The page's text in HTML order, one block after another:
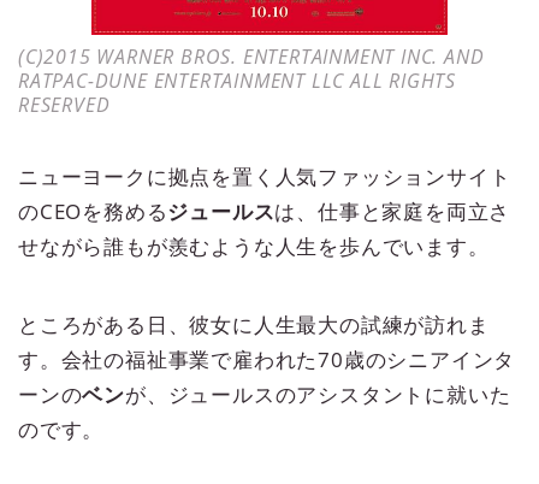
(C)2015 WARNER BROS. ENTERTAINMENT INC. AND
RATPAC-DUNE ENTERTAINMENT LLC ALL RIGHTS
RESERVED
ニューヨークに拠点を置く人気ファッションサイト
のCEOを務めるジュールスは、仕事と家庭を両立さ
せながら誰もが羨むような人生を歩んでいます。
ところがある日、彼女に人生最大の試練が訪れま
す。会社の福祉事業で雇われた70歳のシニアインタ
ーンのベンが、ジュールスのアシスタントに就いた
のです。